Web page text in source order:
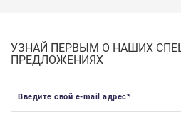
УЗНАЙ ПЕРВЫМ О НАШИХ
ПРЕДЛОЖЕНИЯХ
Введите свой e-mail адрес*